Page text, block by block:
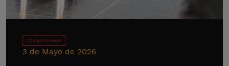
Competiciones
3 de Mayo de 2026